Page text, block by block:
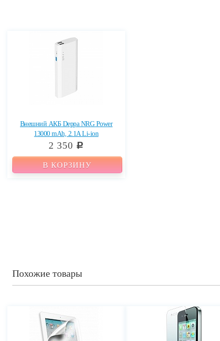
Внешний АКБ Deppa NRG Power
13000 mAh, 2.1A Li-ion
2 350 c
В КОРЗИНУ
Похожие товары